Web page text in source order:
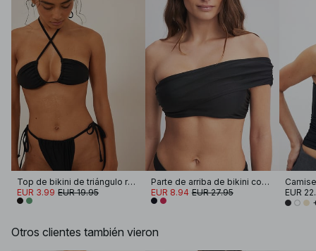
Top de bikini de triángulo reversible
EUR 3.99 EUR 19.95
Parte de arriba de bikini con un hombro al aire
EUR 8.94 EUR 27.95
EUR
Otros clientes también vieron